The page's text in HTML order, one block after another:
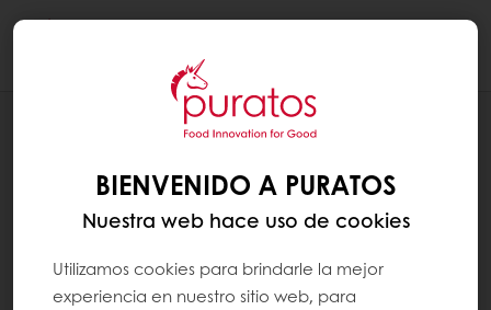
BIENVENIDO A PURATOS
Nuestra web hace uso de cookies
Utilizamos cookies para brindarle la mejor
experiencia en nuestro sitio web, para